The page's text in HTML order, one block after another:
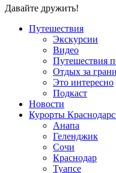
Давайте дружить!
Путешествия
Экскурсии
Видео
Путешествия
Отдых за
Это интересно
Подкаст
Новости
Курорты
Анапа
Геленджик
Сочи
Краснодар
Туапсе